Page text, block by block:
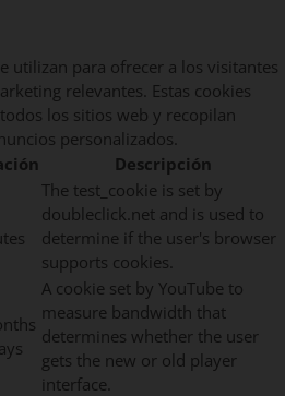
utilizan para ofrecer a los visitantes
relevantes. Estas cookies
los sitios web y recopilan
personalizados.
Descripción
The test_cookie is set by
doubleclick.net and is used to
determine if the user's browser
supports cookies.
A cookie set by YouTube to
measure bandwidth that
determines whether the user
gets the new or old player
interface.